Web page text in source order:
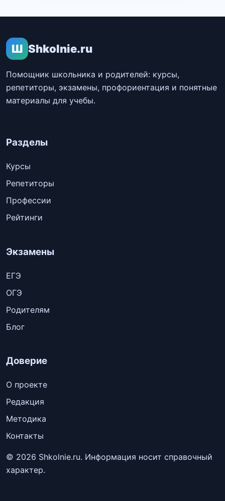
Ш Shkolnie.ru
Помощник школьника и родителей: курсы,
репетиторы, экзамены, профориентация и понятные
материалы для учебы.
Разделы
Курсы
Репетиторы
Профессии
Рейтинги
Экзамены
ЕГЭ
ОГЭ
Родителям
Блог
Доверие
О проекте
Редакция
Методика
Контакты
© 2026 Shkolnie.ru. Информация носит справочный
характер.